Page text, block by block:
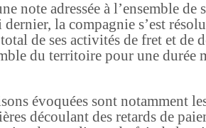
note adressée à l’ensemble de
dernier, la compagnie s’est
de ses activités de fret et de
du territoire pour une durée
évoquées sont notamment
découlant des retards de